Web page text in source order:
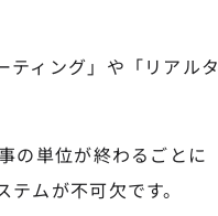
ティング」や「リアルタ
の単位が終わるごとに
ムが不可欠です。